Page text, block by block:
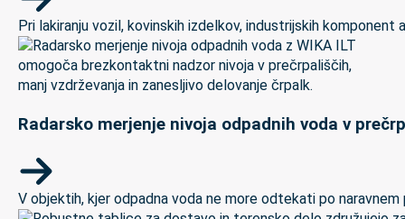
Pri lakiranju vozil, kovinskih izdelkov, industrijskih
Radarsko merjenje nivoja odpadnih voda v
V objektih, kjer odpadna voda ne more odtekati po